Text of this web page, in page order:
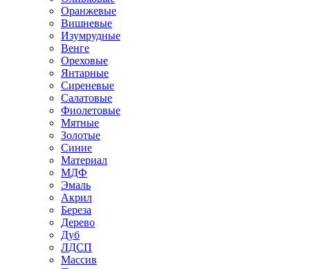
Оранжевые
Вишневые
Изумрудные
Венге
Ореховые
Янтарные
Сиреневые
Салатовые
Фиолетовые
Мятные
Золотые
Синие
Материал
МДФ
Эмаль
Акрил
Береза
Дерево
Дуб
ЛДСП
Массив